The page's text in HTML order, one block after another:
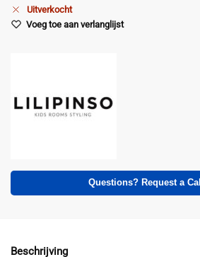
Uitverkocht
Voeg toe aan verlanglijst
Questions? Request a
Beschrijving